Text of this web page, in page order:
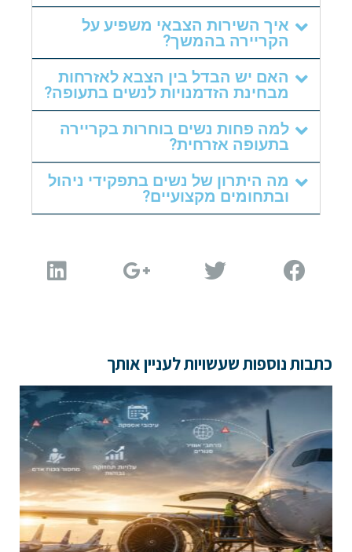
איך השירות הצבאי משפיע על
הקריירה בהמשך?
האם יש הבדל בין הצבא לאזרחות
מבחינת הזדמנויות לנשים בתעופה?
למה פחות נשים בוחרות בקריירה
בתעופה אזרחית?
מה היתרון של נשים בתפקידי ניהול
ובתחומים מקצועיים?
כתבות נוספות שעשויות לעניין אותך